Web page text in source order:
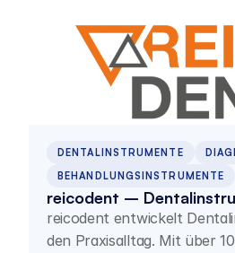
DENTALINSTRUMENTE
BEHANDLUNGSINSTRUMENTE
reicodent –
reicodent entwickelt
den Praxisalltag. Mit über